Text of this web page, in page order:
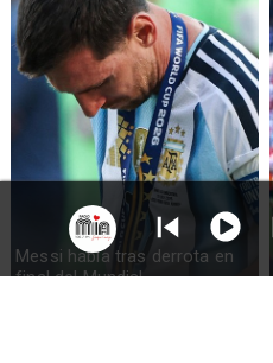
Messi habla tras derrota en
final del Mundial